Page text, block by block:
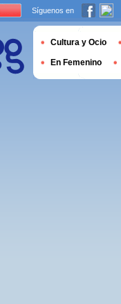
Síguenos en
Cultura y Ocio
En Femenino